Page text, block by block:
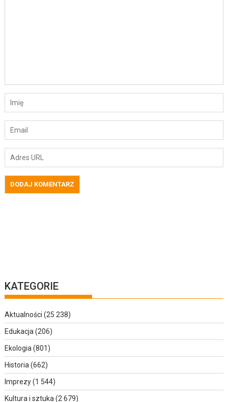
KATEGORIE
Aktualności (25 238)
Edukacja (206)
Ekologia (801)
Historia (662)
Imprezy(1 544)
Kultura i sztuka (2 679)